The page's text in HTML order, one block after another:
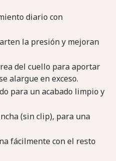
diario con
la presión y mejoran
del cuello para aportar
alargue en exceso.
para un acabado limpio y
(sin clip), para una
fácilmente con el resto